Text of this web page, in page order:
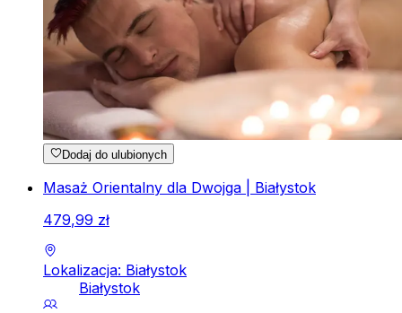
Dodaj do ulubionych
Masaż Orientalny dla Dwojga | Białystok
479,99 zł
Lokalizacja: Białystok
Białystok